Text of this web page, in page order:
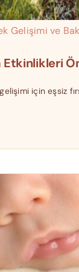
Gelişimi ve
Etkinlikleri
için eşsiz